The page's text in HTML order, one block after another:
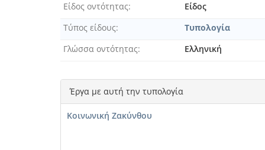
Είδος οντότητας
Είδος
Τύπος είδους
Τυπολογία
Γλώσσα οντότητας
Ελληνική
Έργα με αυτή την τυπολογία
Κοινωνική Ζακύνθου